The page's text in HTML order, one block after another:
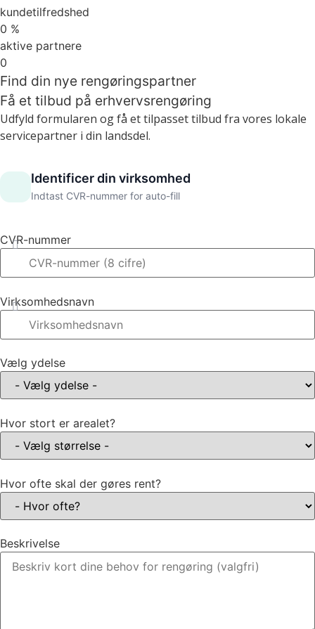
kundetilfredshed
0 %
aktive partnere
0
Find din nye rengøringspartner
Få et tilbud på erhvervsrengøring
Udfyld formularen og få et tilpasset tilbud fra vores lokale
servicepartner i din landsdel.
Identificer din virksomhed
Indtast CVR-nummer for auto-fill
CVR-nummer
Virksomhedsnavn
Vælg ydelse
Hvor stort er arealet?
Hvor ofte skal der gøres rent?
Beskrivelse